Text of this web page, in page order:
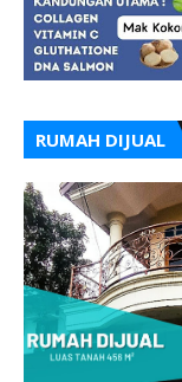
RUMAH DIJUAL